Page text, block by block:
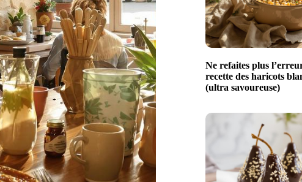
Ne refaites plus
recette des haricots
(ultra savoureuse)